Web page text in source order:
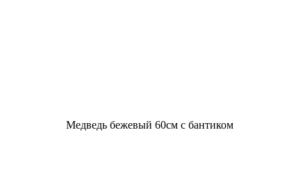
Медведь бежевый 60см с бантиком